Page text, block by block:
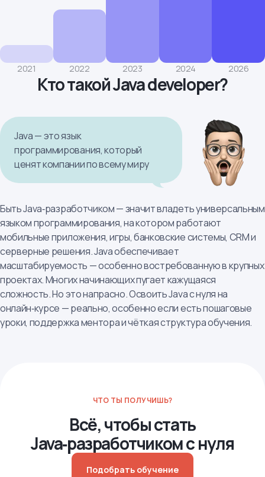
2021 2022 2023 2024 2026
Кто такой Java developer?
Быть Java‑разработчиком — значит владеть универсальным
языком программирования, на котором работают
мобильные приложения, игры, банковские системы, CRM и
серверные решения. Java обеспечивает
масштабируемость — особенно востребованную в крупных
проектах. Многих начинающих пугает кажущаяся
сложность. Но это напрасно. Освоить Java с нуля на
онлайн‑курсе — реально, особенно если есть пошаговые
уроки, поддержка ментора и чёткая структура обучения.
Java — это язык
программирования, который
ценят компании по всему миру
ЧТО ТЫ ПОЛУЧИШЬ?
Всё, чтобы стать
Java‑разработчиком с нуля
Подобрать обучение